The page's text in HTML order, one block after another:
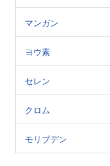
マンガン
ヨウ素
セレン
クロム
モリブデン